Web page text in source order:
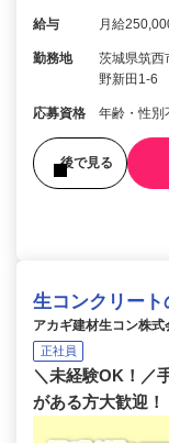
給与 月給
勤務地
茨城県筑西
野新田1-6
応募資格 年齢・性別
後で見る
生コンクリー
アカギ建材生コン株式
正社員
＼未経験OK！／
がある方大歓迎！